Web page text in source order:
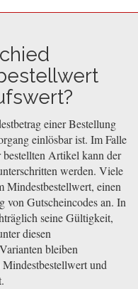
einer Bestellung
einlösbar ist. Im Falle
bestellten Artikel kann der
werden. Viele
Mindestbestellwert, einen
Gutscheincodes an. In
seine Gültigkeit,
diesen
bleiben
und